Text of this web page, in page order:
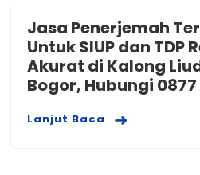
Jasa Penerjemah
Untuk SIUP dan TDP
Akurat di Kalong
Bogor, Hubungi
Lanjut Baca